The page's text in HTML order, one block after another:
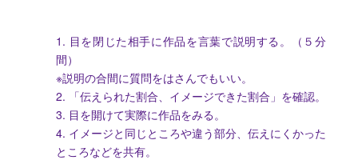
1. 目を閉じた相手に作品を言葉で説明する。（５分
間）
※説明の合間に質問をはさんでもいい。
2. 「伝えられた割合、イメージできた割合」を確認。
3. 目を開けて実際に作品をみる。
4. イメージと同じところや違う部分、伝えにくかった
ところなどを共有。